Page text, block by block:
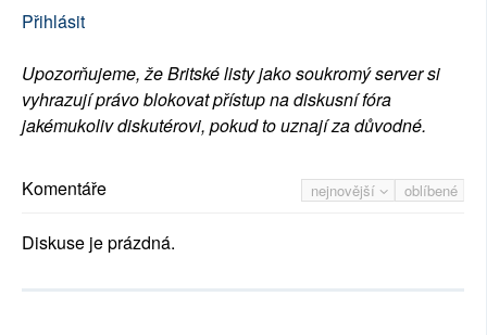
Přihlásit
Upozorňujeme, že Britské listy jako soukromý server si
vyhrazují právo blokovat přístup na diskusní fóra
jakémukoliv diskutérovi, pokud to uznají za důvodné.
nejnovější oblíbené
Komentáře
Diskuse je prázdná.